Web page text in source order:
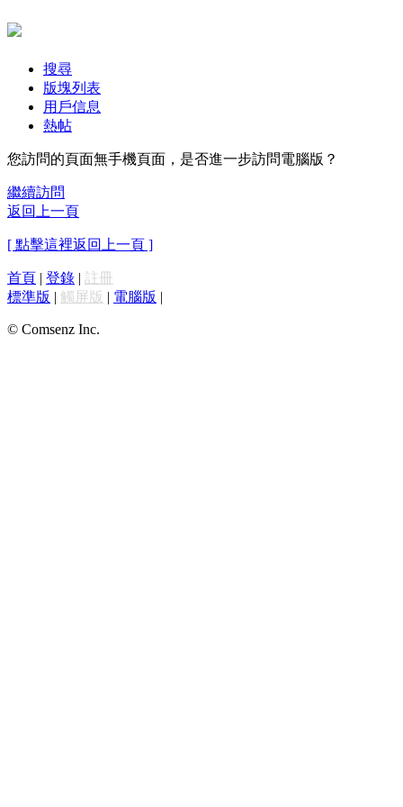
搜尋
版塊列表
用戶信息
熱帖
您訪問的頁面無手機頁面，是否進一步訪問電腦版？
繼續訪問
返回上一頁
[ 點擊這裡返回上一頁 ]
首頁 | 登錄 | 註冊
標準版 | 觸屏版 | 電腦版 |
© Comsenz Inc.